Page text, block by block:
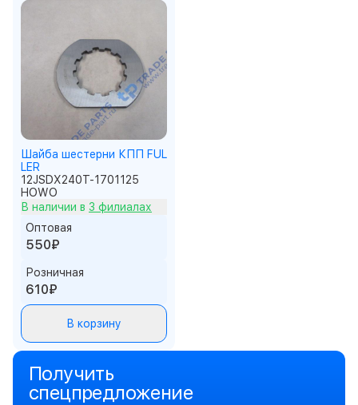
Шайба шестерни КПП FUL
LER
12JSDX240T-1701125
HOWO
В наличии в 3 филиалах
Оптовая
550₽
Розничная
610₽
В корзину
Получить
спецпредложение